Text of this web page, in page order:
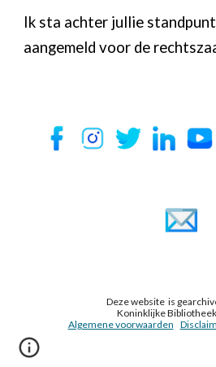
Ik sta achter jullie
aangemeld voor de
Deze website is
Koninklijke Bibliotheek
Algemene voorwaarden